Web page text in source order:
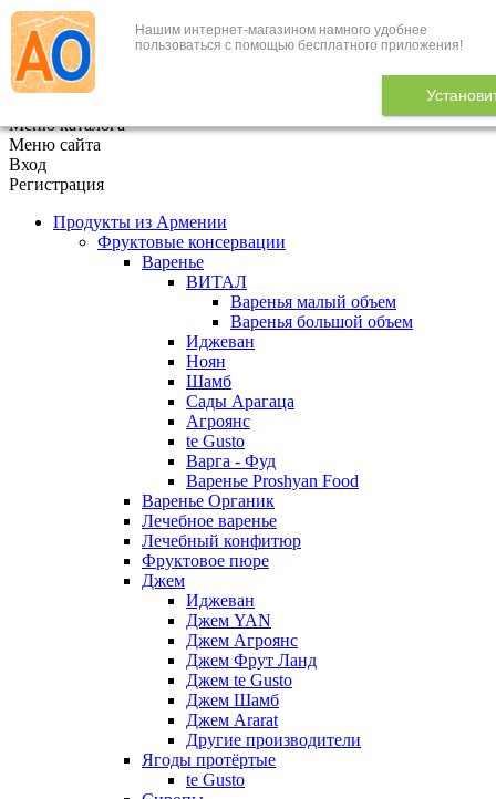
Нашим интернет-магазином намного удобнее
пользоваться с помощью бесплатного приложения!
+7 (495) 646-888-1
В корзине 0
Меню каталога
Меню сайта
Вход
Регистрация
Продукты из Армении
Фруктовые консервации
Варенье
ВИТАЛ
Варенья малый объем
Варенья большой объем
Иджеван
Ноян
Шамб
Сады Арагаца
Агроянс
te Gusto
Варга - Фуд
Варенье Proshyan Food
Варенье Органик
Лечебное варенье
Лечебный конфитюр
Фруктовое пюре
Джем
Иджеван
Джем YAN
Джем Агроянс
Джем Фрут Ланд
Джем te Gusto
Джем Шамб
Джем Ararat
Другие производители
Ягоды протёртые
te Gusto